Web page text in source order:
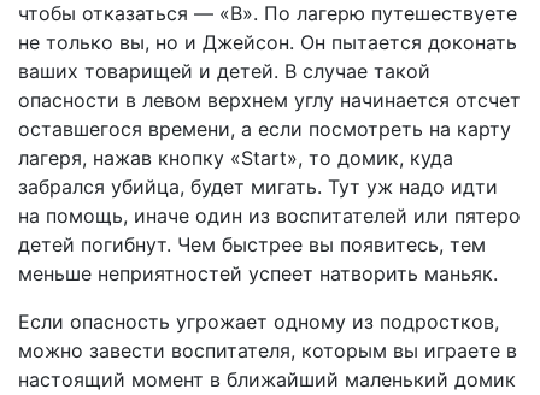
чтобы отказаться — «В». По лагерю путешествуете
не только вы, но и Джейсон. Он пытается доконать
ваших товарищей и детей. В случае такой
опасности в левом верхнем углу начинается отсчет
оставшегося времени, а если посмотреть на карту
лагеря, нажав кнопку «Start», то домик, куда
забрался убийца, будет мигать. Тут уж надо идти
на помощь, иначе один из воспитателей или пятеро
детей погибнут. Чем быстрее вы появитесь, тем
меньше неприятностей успеет натворить маньяк.
Если опасность угрожает одному из подростков,
можно завести воспитателя, которым вы играете в
настоящий момент в ближайший маленький домик